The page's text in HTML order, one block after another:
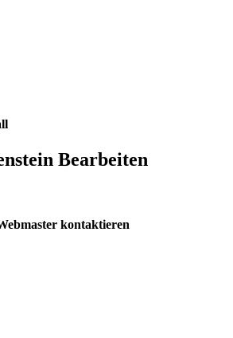
Bearbeiten
kontaktieren